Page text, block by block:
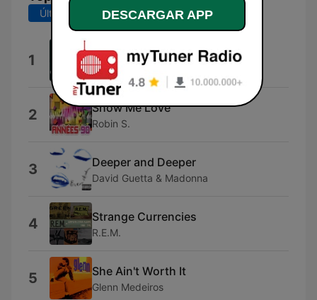
Últimos 7 días Últimos 30 días
1 4 Seasons of Loneliness
Boyz II Men
2 Show Me Love
Robin S.
3 Deeper and Deeper
David Guetta & Madonna
4 Strange Currencies
R.E.M.
5 She Ain't Worth It
Glenn Medeiros
DESCARGAR APP